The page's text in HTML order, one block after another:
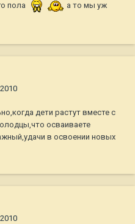
пола
а то мы уж
дети растут вместе с
осваиваете
в освоении новых